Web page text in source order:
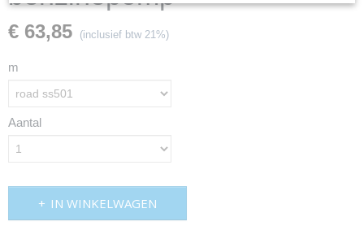
€ 63,85 (inclusief btw 21%)
m
Aantal
IN WINKELWAGEN